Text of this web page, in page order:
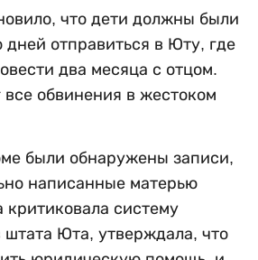
что дети должны были
дней отправиться в Юту, где
два месяца с отцом.
обвинения в жестоком
были обнаружены записи,
написанные матерью
критиковала систему
Юта, утверждала, что